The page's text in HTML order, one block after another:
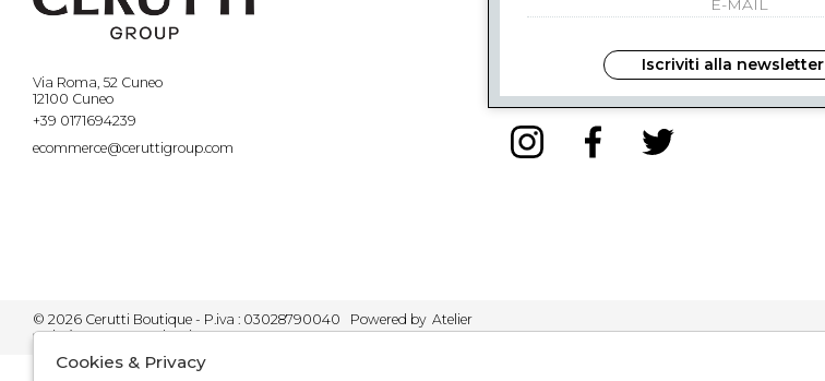
Via Roma, 52 Cuneo
12100 Cuneo
+39 0171694239
ecommerce@ceruttigroup.com
ho letto ed accettato le condizioni sulla privacy.
© 2026 Cerutti Boutique - P.iva : 03028790040 Powered by Atelier
societàgruppo Zucchetti
Iscriviti alla newsletter
Cookies & Privacy